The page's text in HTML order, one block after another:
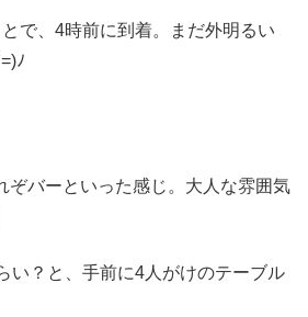
で、4時前に到着。まだ外明るい
ﾉ
ぞバーといった感じ。大人な雰囲気
い？と、手前に4人がけのテーブル